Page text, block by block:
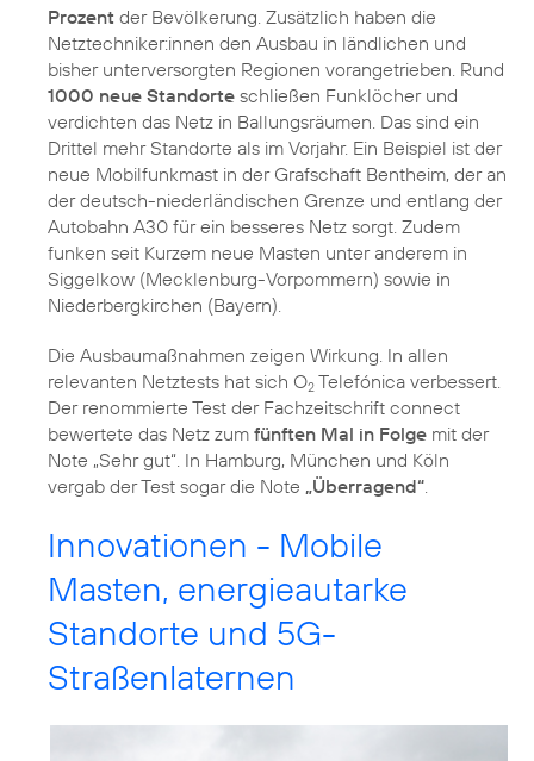
Prozent der Bevölkerung. Zusätzlich haben die
Netztechniker:innen den Ausbau in ländlichen und
bisher unterversorgten Regionen vorangetrieben. Rund
1000 neue Standorte schließen Funklöcher und
verdichten das Netz in Ballungsräumen. Das sind ein
Drittel mehr Standorte als im Vorjahr. Ein Beispiel ist der
neue Mobilfunkmast in der Grafschaft Bentheim, der an
der deutsch-niederländischen Grenze und entlang der
Autobahn A30 für ein besseres Netz sorgt. Zudem
funken seit Kurzem neue Masten unter anderem in
Siggelkow (Mecklenburg-Vorpommern) sowie in
Niederbergkirchen (Bayern).
Die Ausbaumaßnahmen zeigen Wirkung. In allen
relevanten Netztests hat sich O2 Telefónica verbessert.
Der renommierte Test der Fachzeitschrift connect
bewertete das Netz zum fünften Mal in Folge mit der
Note „Sehr gut“. In Hamburg, München und Köln
vergab der Test sogar die Note „Überragend“.
Innovationen - Mobile
Masten, energieautarke
Standorte und 5G-
Straßenlaternen